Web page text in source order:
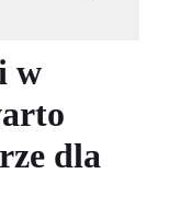
w
dla